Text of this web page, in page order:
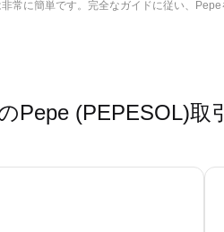
常に簡単です。完全なガイドに従い、
Pepe (PEPESOL)